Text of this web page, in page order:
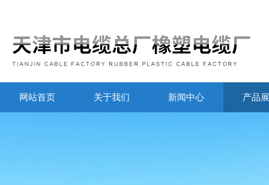
网站首页 关于我们 新闻中心 产品